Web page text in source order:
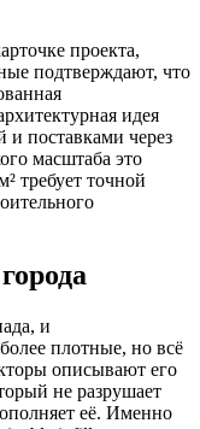
проекта,
подтверждают, что
идея
и поставками через
масштаба это
требует точной
и
плотные, но всё
описывают его
не разрушает
её. Именно